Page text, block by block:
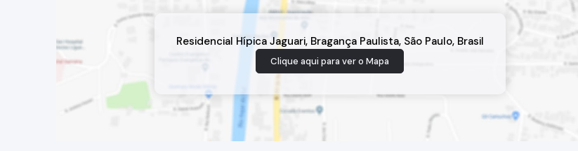
Residencial Hípica Jaguari, Bragança Paulista, São Paulo, Brasil
Clique aqui para ver o Mapa